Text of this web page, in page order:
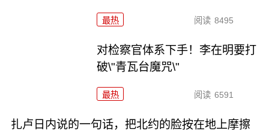
最热 阅读 8495
对检察官体系下手！李在明要打
破\"青瓦台魔咒\"
最热 阅读 6591
扎卢日内说的一句话，把北约的脸按在地上摩擦